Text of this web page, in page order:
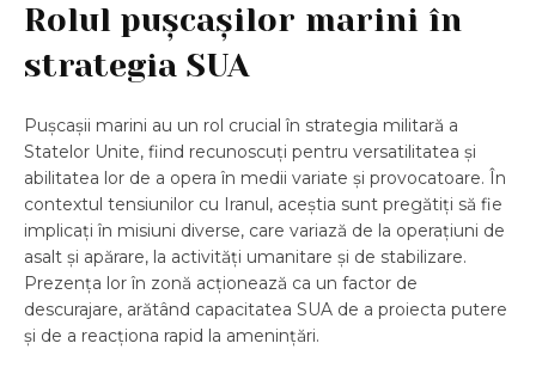
Rolul pușcașilor marini în
strategia SUA
Pușcașii marini au un rol crucial în strategia militară a
Statelor Unite, fiind recunoscuți pentru versatilitatea și
abilitatea lor de a opera în medii variate și provocatoare. În
contextul tensiunilor cu Iranul, aceștia sunt pregătiți să fie
implicați în misiuni diverse, care variază de la operațiuni de
asalt și apărare, la activități umanitare și de stabilizare.
Prezența lor în zonă acționează ca un factor de
descurajare, arătând capacitatea SUA de a proiecta putere
și de a reacționa rapid la amenințări.